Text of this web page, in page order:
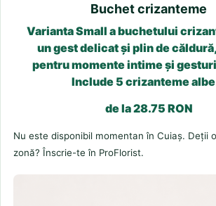
Buchet crizanteme
Varianta Small a buchetului
un gest delicat și plin de
pentru momente intime și
Include 5 crizanteme
de la 28.75 RON
Nu este disponibil momentan în Cuiaș. Deții
zonă? Înscrie-te în ProFlorist.